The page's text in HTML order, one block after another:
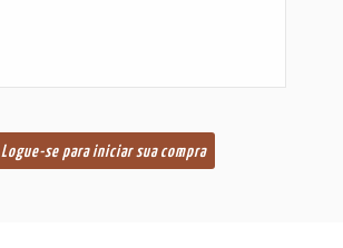
Logue-se para iniciar sua compra